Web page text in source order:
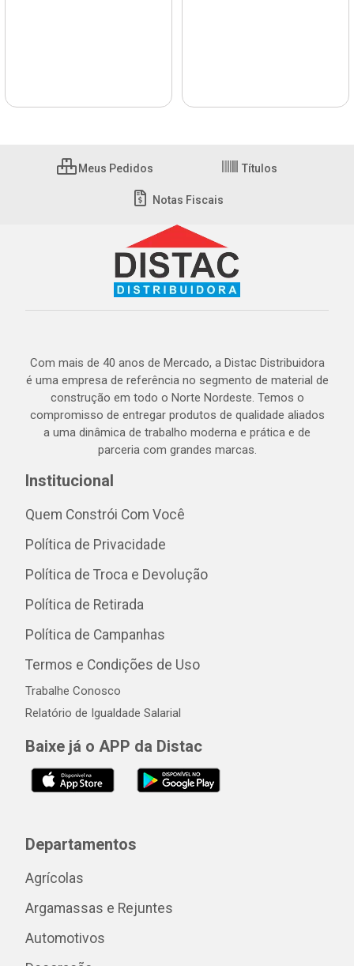
Meus Pedidos Títulos
Notas Fiscais
Com mais de 40 anos de Mercado, a Distac Distribuidora
é uma empresa de referência no segmento de material de
construção em todo o Norte Nordeste. Temos o
compromisso de entregar produtos de qualidade aliados
a uma dinâmica de trabalho moderna e prática e de
parceria com grandes marcas.
Institucional
Quem Constrói Com Você
Política de Privacidade
Política de Troca e Devolução
Política de Retirada
Política de Campanhas
Termos e Condições de Uso
Trabalhe Conosco
Relatório de Igualdade Salarial
Baixe já o APP da Distac
Departamentos
Agrícolas
Argamassas e Rejuntes
Automotivos